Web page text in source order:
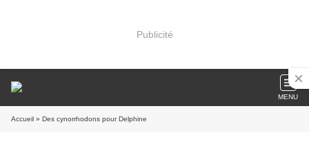
Publicité
MENU
Accueil » Des cynorrhodons pour Delphine